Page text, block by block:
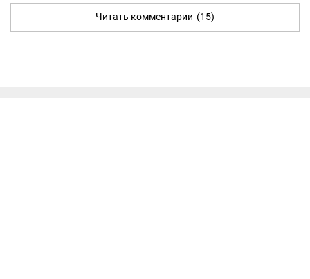
Читать комментарии (15)